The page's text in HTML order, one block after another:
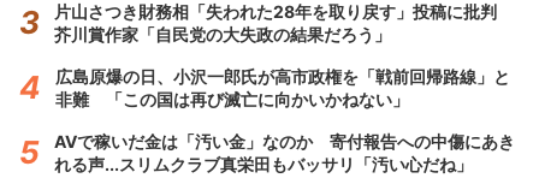
片山さつき財務相「失われた28年を取り戻す」投稿に批判
芥川賞作家「自民党の大失政の結果だろう」
広島原爆の日、小沢一郎氏が高市政権を「戦前回帰路線」と
非難 「この国は再び滅亡に向かいかねない」
AVで稼いだ金は「汚い金」なのか 寄付報告への中傷にあき
れる声...スリムクラブ真栄田もバッサリ「汚い心だね」